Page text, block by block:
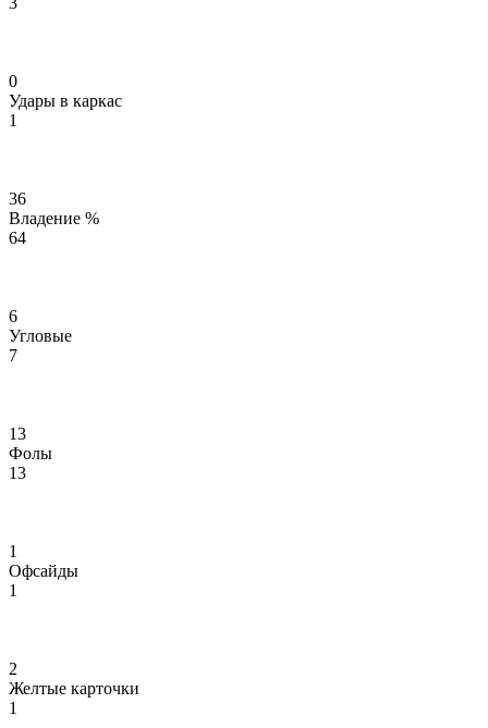
0
Удары в каркас
1
36
Владение %
64
6
Угловые
7
13
Фолы
13
1
Офсайды
1
2
Желтые карточки
1